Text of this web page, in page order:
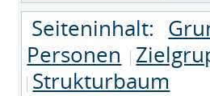
Seiteninhalt:
Personen
Strukturbaum